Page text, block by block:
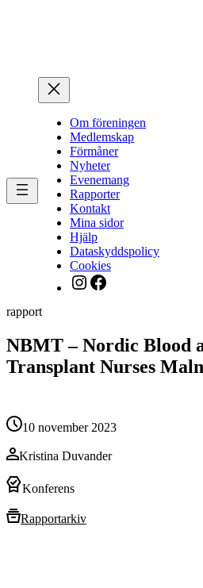
Om föreningen
Medlemskap
Förmåner
Nyheter
Evenemang
Rapporter
Kontakt
Mina sidor
Hjälp
Dataskyddspolicy
Cookies
Instagram
Facebook
rapport
NBMT – Nordic Blood
Transplant Nurses
10 november 2023
Kristina Duvander
Konferens
Rapportarkiv